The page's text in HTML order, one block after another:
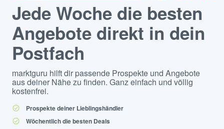
Jede Woche die besten
Angebote direkt in dein
Postfach
marktguru hilft dir passende Prospekte und Angebote
aus deiner Nähe zu finden. Ganz einfach und völlig
kostenfrei.
Prospekte deiner Lieblingshändler
Wöchentlich die besten Deals